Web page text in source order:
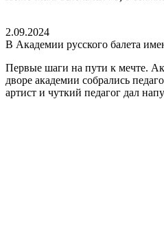
2.09.2024
В Академии русского балета
Первые шаги на пути к мечте.
дворе академии собрались
артист и чуткий педагог дал